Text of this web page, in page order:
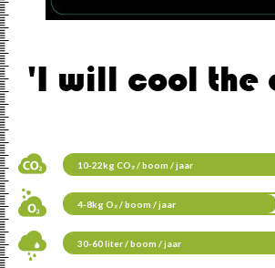
'I will cool the
10-22kg CO₂ / boom / jaar
4-8kg O₂ / boom / jaar
30-60 liter / boom / jaar